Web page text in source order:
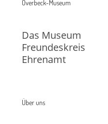
Overbeck-Museum
Das Museum
Freundeskreis
Ehrenamt
Über uns